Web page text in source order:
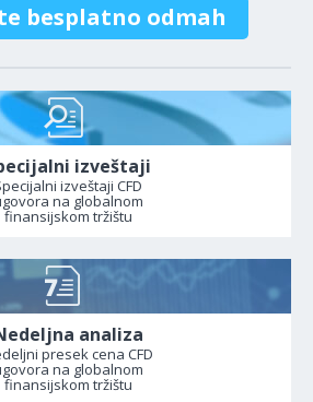
besplatno odmah
izveštaji
izveštaji CFD
na globalnom
finansijskom tržištu
analiza
presek cena CFD
na globalnom
finansijskom tržištu